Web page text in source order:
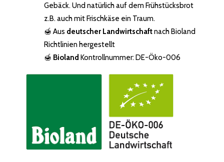
Gebäck. Und natürlich auf dem Frühstücksbrot
z.B. auch mit Frischkäse ein Traum.
🍯 Aus deutscher Landwirtschaftnach Bioland
Richtlinien hergestellt
🍯 Bioland Kontrollnummer: DE-Öko-006